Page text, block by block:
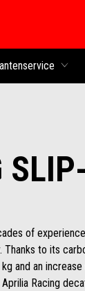
of
Thanks to its
and an
Racing